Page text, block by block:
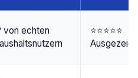
von echten
⭐⭐⭐⭐⭐